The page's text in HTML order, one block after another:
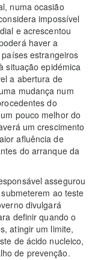
numa ocasião
impossível
e acrescentou
haver a
estrangeiros
situação epidémica
a abertura de
mudança num
do
pouco melhor do
um crescimento
afluência de
do arranque da
assegurou
ao teste
divulgará
definir quando o
atingir um limite,
de ácido nucleico,
de prevenção.